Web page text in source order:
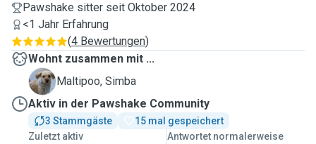
Pawshake sitter seit Oktober 2024
<1 Jahr Erfahrung
(4 Bewertungen)
Wohnt zusammen mit ...
S
Maltipoo, Simba
Aktiv in der Pawshake Community
3 Stammgäste
15 mal gespeichert
Zuletzt aktiv
Antwortet normalerweise